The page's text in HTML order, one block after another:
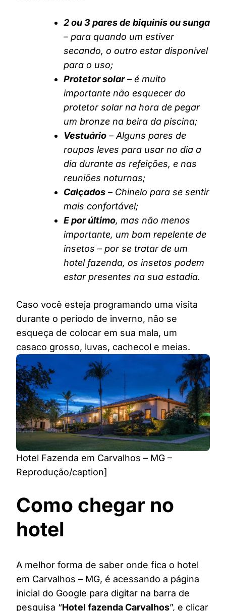
2 ou 3 pares de biquinis ou sunga
– para quando um estiver
secando, o outro estar disponível
para o uso;
Protetor solar– é muito
importante não esquecer do
protetor solar na hora de pegar
um bronze na beira da piscina;
Vestuário – Alguns pares de
roupas leves para usar no dia a
dia durante as refeições, e nas
reuniões noturnas;
Calçados – Chinelo para se sentir
mais confortável;
E por último, mas não menos
importante, um bom repelente de
insetos – por se tratar de um
hotel fazenda, os insetos podem
estar presentes na sua estadia.
Caso você esteja programando uma visita
durante o período de inverno, não se
esqueça de colocar em sua mala, um
casaco grosso, luvas, cachecol e meias.
Hotel Fazenda em Carvalhos – MG –
Reprodução/caption]
Como chegar no
hotel
A melhor forma de saber onde fica o hotel
em Carvalhos – MG, é acessando a página
inicial do Google para digitar na barra de
pesquisa “Hotel fazenda Carvalhos”, e clicar